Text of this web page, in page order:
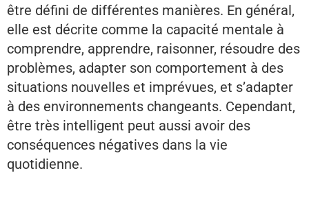
être défini de différentes manières. En général,
elle est décrite comme la capacité mentale à
comprendre, apprendre, raisonner, résoudre des
problèmes, adapter son comportement à des
situations nouvelles et imprévues, et s’adapter
à des environnements changeants. Cependant,
être très intelligent peut aussi avoir des
conséquences négatives dans la vie
quotidienne.